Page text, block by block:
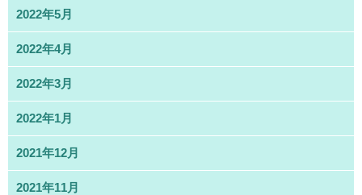
2022年5月
2022年4月
2022年3月
2022年1月
2021年12月
2021年11月